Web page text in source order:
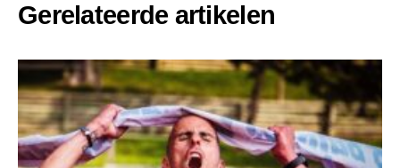
Gerelateerde artikelen